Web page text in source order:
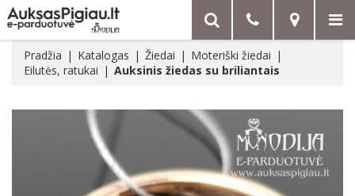
Pradžia Katalogas Žiedai
Moteriški žiedai
Eilutės, ratukai
Auksinis žiedas su briliantais